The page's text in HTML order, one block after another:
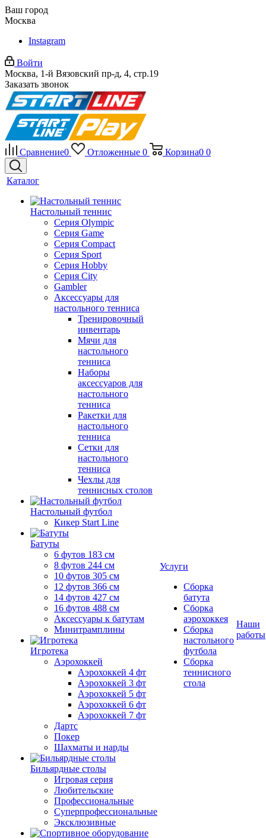
Ваш город
Москва
Instagram
Войти
Москва, 1-й Вязовский пр-д, 4, стр.19
Заказать звонок
Сравнение0 Отложенные 0 Корзина0 0
Каталог
Настольный теннис
Серия Olympic
Серия Game
Серия Compact
Серия Sport
Серия Hobby
Серия City
Gambler
Аксессуары для
настольного тенниса
Тренировочный
инвентарь
Мячи для
настольного
тенниса
Наборы
аксессуаров для
настольного
тенниса
Ракетки для
настольного
тенниса
Сетки для
настольного
тенниса
Чехлы для
теннисных столов
Настольный футбол
Кикер Start Line
Батуты
6 футов 183 см
8 футов 244 см
10 футов 305 см
12 футов 366 см
14 футов 427 см
16 футов 488 см
Аксессуары к батутам
Минитрамплины
Игротека
Аэрохоккей
Аэрохоккей 4 фт
Аэрохоккей 3 фт
Аэрохоккей 5 фт
Аэрохоккей 6 фт
Аэрохоккей 7 фт
Дартс
Покер
Шахматы и нарды
Бильярдные столы
Игровая серия
Любительские
Профессиональные
Суперпрофессиональные
Эксклюзивные
Услуги
Сборка
батута
Сборка
аэрохоккея
Сборка
настольного
футбола
Сборка
теннисного
стола
Наши
работы